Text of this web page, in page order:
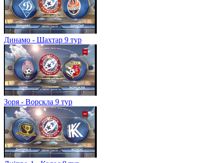
Динамо - Шахтар 9 тур
Зоря - Ворскла 9 тур